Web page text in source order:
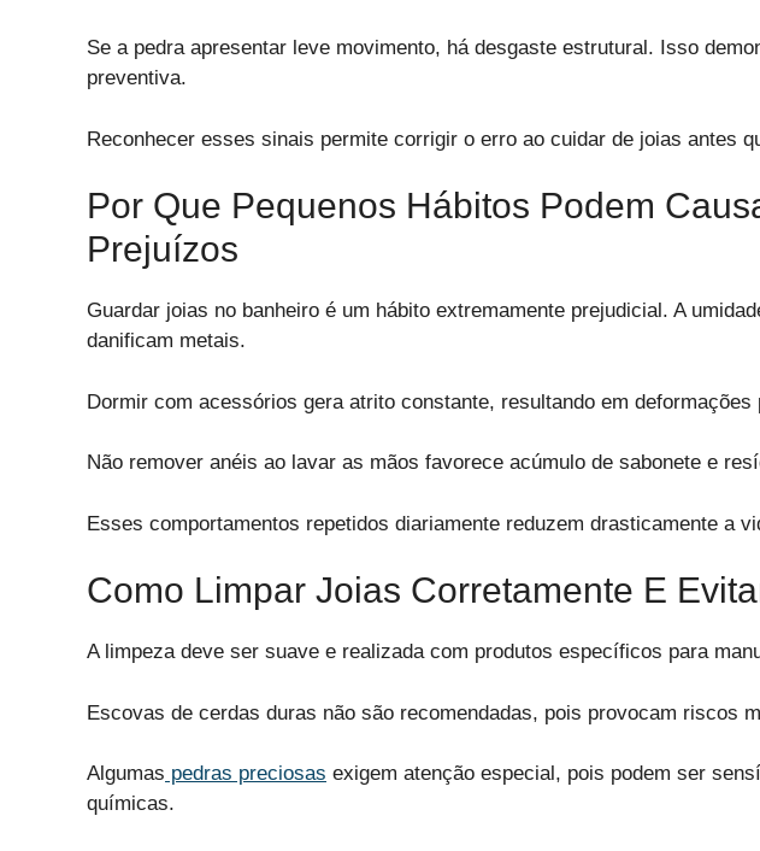
Se a pedra apresentar leve movimento, há desgaste estrutural. Isso
preventiva.
Reconhecer esses sinais permite corrigir o erro ao cuidar de joias antes
Por Que Pequenos Hábitos Podem
Prejuízos
Guardar joias no banheiro é um hábito extremamente prejudicial. A
danificam metais.
Dormir com acessórios gera atrito constante, resultando em deformações
Não remover anéis ao lavar as mãos favorece acúmulo de sabonete e
Esses comportamentos repetidos diariamente reduzem drasticamente a
Como Limpar Joias Corretamente E
A limpeza deve ser suave e realizada com produtos específicos para
Escovas de cerdas duras não são recomendadas, pois provocam riscos
Algumas pedras preciosas exigem atenção especial, pois podem ser
químicas.